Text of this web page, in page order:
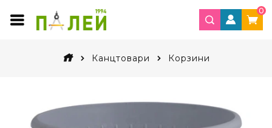
0
Канцтовари Корзини